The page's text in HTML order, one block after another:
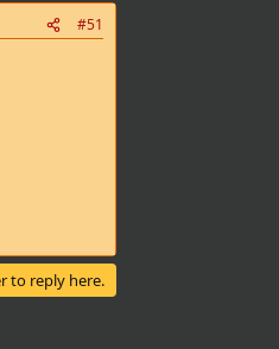
#51
to reply here.